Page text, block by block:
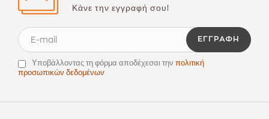
Κάνε την εγγραφή σου!
ΕΓΓΡΑΦΉ
Υποβάλλοντας τη φόρμα αποδέχεσαι την πολιτική
προσωπικών δεδομένων